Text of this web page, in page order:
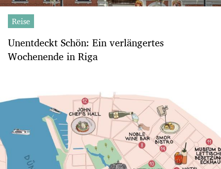
Reise
Unentdeckt Schön: Ein verlängertes
Wochenende in Riga